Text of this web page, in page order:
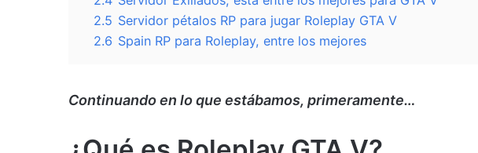
2.5 Servidor pétalos RP para jugar Roleplay GTA V
2.6 Spain RP para Roleplay, entre los mejores
Continuando en lo que estábamos, primeramente…